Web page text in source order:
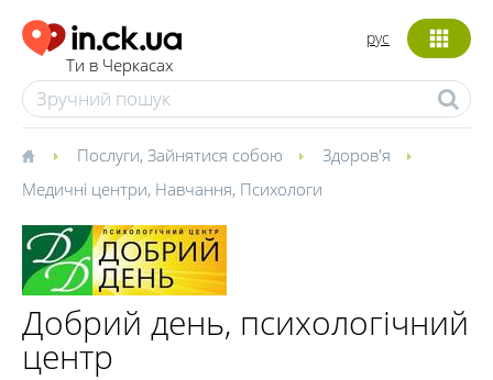
Ти в Черкасах
рус
Послуги, Зайнятися собою
Здоров'я
Медичні центри, Навчання, Психологи
Добрий день, психологічний
центр